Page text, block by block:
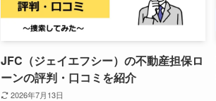
JFC（ジェイエフシー）の不動産担保ロ
ーンの評判・口コミを紹介
2026年7月13日